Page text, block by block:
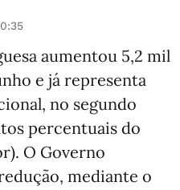
aumentou 5,2 mil
e já representa
no segundo
percentuais do
O Governo
mediante o